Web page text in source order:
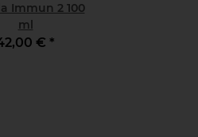
Immun 2 100
ml
€ *